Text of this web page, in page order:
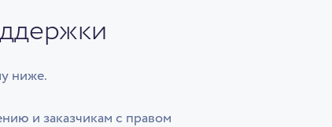
ниже.
и заказчикам с правом